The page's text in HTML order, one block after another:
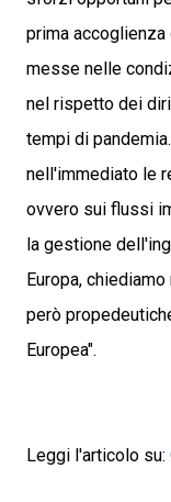
prima
messe nelle
nel rispetto dei
tempi di
nell'immediato le
ovvero sui flussi
la gestione
Europa,
però
Europea".
Leggi l'articolo su: